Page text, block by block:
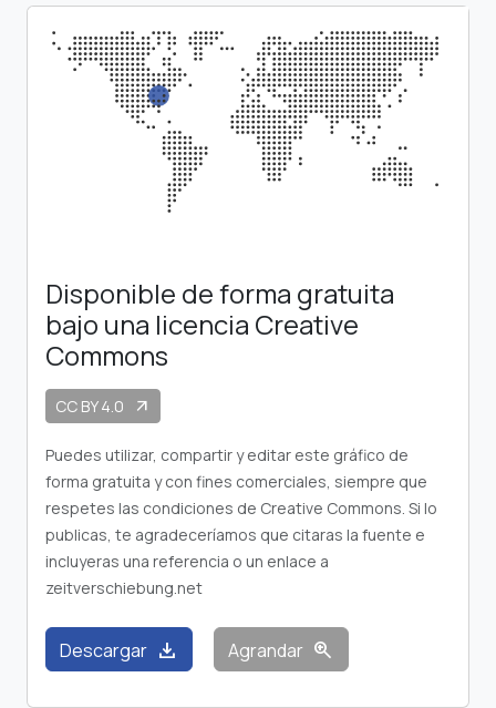
Disponible de forma gratuita
bajo una licencia Creative
Commons
CC BY 4.0 arrow_outward
Puedes utilizar, compartir y editar este gráfico de
forma gratuita y con fines comerciales, siempre que
respetes las condiciones de Creative Commons. Si lo
publicas, te agradeceríamos que citaras la fuente e
incluyeras una referencia o un enlace a
zeitverschiebung.net
Descargar download Agrandar zoom_in